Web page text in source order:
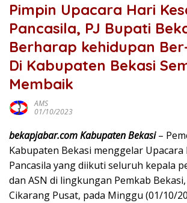
Pimpin Upacara Hari
Pancasila, PJ Bupati
Berharap kehidupan
Di Kabupaten Bekasi
Membaik
AMS
01/10/2023
bekapjabar.com Kabupaten Bekasi–
Kabupaten Bekasi menggelar Upacara
Pancasila yang diikuti seluruh kepala
dan ASN di lingkungan Pemkab Bekasi,
Cikarang Pusat, pada Minggu (01/10/